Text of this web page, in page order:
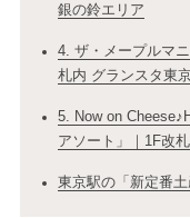
銀の鈴エリア
4. ザ・メープルマ
札内 グランスタ東
5. Now on
アソート」｜1F改
東京駅の「新定番